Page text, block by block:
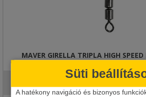
Süti
A hatékony navigáció és bizonyos
MAVER GIRELLA TRIPLA HIGH